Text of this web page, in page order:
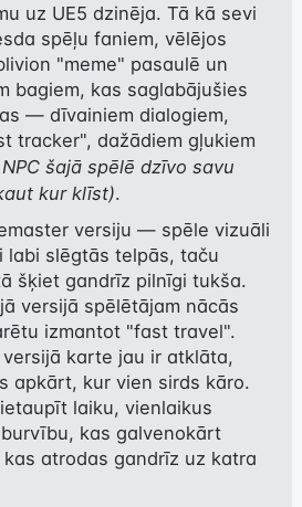
uz UE5 dzinēja. Tā kā sevi
spēļu faniem, vēlējos
"meme" pasaulē un
bagiem, kas saglabājušies
— dīvainiem dialogiem,
tracker", dažādiem gļukiem
šajā spēlē dzīvo savu
kur klīst).
versiju — spēle vizuāli
labi slēgtās telpās, taču
šķiet gandrīz pilnīgi tukša.
versijā spēlētājam nācās
izmantot "fast travel".
karte jau ir atklāta,
apkārt, kur vien sirds kāro.
laiku, vienlaikus
kas galvenokārt
atrodas gandrīz uz katra